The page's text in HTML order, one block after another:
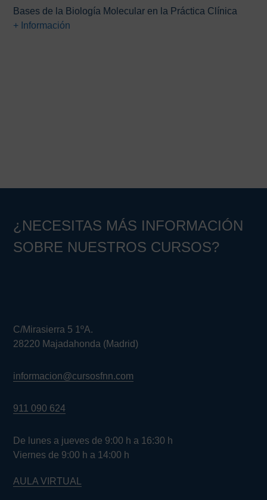
precio
original
era:
precio
actual
es:
Bases de la Biología Molecular en la Práctica Clínica
+ Información
¿NECESITAS MÁS INFORMACIÓN
SOBRE NUESTROS CURSOS?
C/Mirasierra 5 1ºA.
28220 Majadahonda (Madrid)
informacion@cursosfnn.com
911 090 624
De lunes a jueves de 9:00 h a 16:30 h
Viernes de 9:00 h a 14:00 h
AULA VIRTUAL